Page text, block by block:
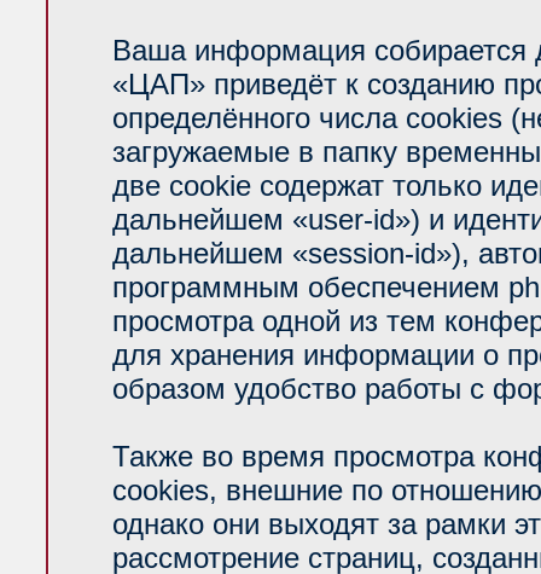
Ваша информация собирается
«ЦАП» приведёт к созданию
определённого числа cookies
загружаемые в папку
две cookie содержат только
дальнейшем «user-id») и
дальнейшем «session-id»),
программным обеспечением
просмотра одной из тем
для хранения информации о
образом удобство работы с
Также во время просмотра
cookies, внешние по
однако они выходят за рамки
рассмотрение страниц,